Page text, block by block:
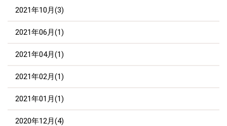
2021年10月(3)
2021年06月(1)
2021年04月(1)
2021年02月(1)
2021年01月(1)
2020年12月(4)